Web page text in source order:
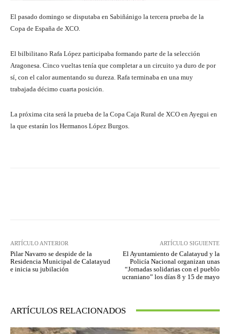
El pasado domingo se disputaba en Sabiñánigo la tercera prueba de la
Copa de España de XCO.
El bilbilitano Rafa López participaba formando parte de la selección
Aragonesa. Cinco vueltas tenía que completar a un circuito ya duro de por
sí, con el calor aumentando su dureza. Rafa terminaba en una muy
trabajada décimo cuarta posición.
La próxima cita será la prueba de la Copa Caja Rural de XCO en Ayegui en
la que estarán los Hermanos López Burgos.
ARTÍCULO ANTERIOR
Pilar Navarro se despide de la
Residencia Municipal de Calatayud
e inicia su jubilación
ARTÍCULO SIGUIENTE
El Ayuntamiento de Calatayud y la
Policía Nacional organizan unas
“Jornadas solidarias con el pueblo
ucraniano” los días 8 y 15 de mayo
ARTÍCULOS RELACIONADOS